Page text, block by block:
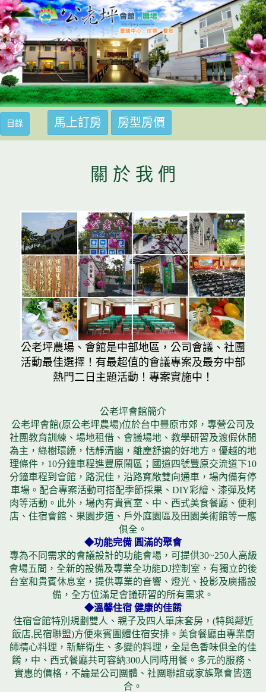
目錄馬上訂房馬上訂房 房型房價
關 於 我 們
公老坪農場、會館是中部地區，公司會議、社團
活動最佳選擇！有最超值的會議專案及最夯中部
熱門二日主題活動！專案實施中！
公老坪會館簡介
公老坪會館(原公老坪農場)位於台中豐原市郊，專營公司及
社團教育訓練、場地租借、會議場地、教學研習及渡假休閒
為主，綠樹環繞，恬靜清幽，離塵舒適的好地方。優越的地
理條件，10分鐘車程進豐原鬧區；國道四號豐原交流道下10
分鐘車程到會館，路況佳，沿路寬敞雙向通車，場內備有停
車場。配合專案活動可搭配季節採果、DIY彩繪、漆彈及烤
肉等活動。此外，場內有貴賓室、中、西式美食餐廳、便利
店、住宿會館、果園步道、戶外庭園區及田園美術館等一應
俱全。
◆功能完備 圓滿的聚會
專為不同需求的會議設計的功能會場，可提供30~250人高級
會場五間，全新的設備及專業全功能DJ控制室，有獨立的後
台室和貴賓休息室，提供專業的音響、燈光、投影及廣播設
備，全方位滿足會議研習的所有需求。
◆溫馨住宿 健康的佳餚
住宿會館特別規劃雙人、親子及四人單床套房，(特與鄰近
飯店,民宿聯盟)方便來賓團體住宿安排。美食餐廳由專業廚
師精心料理，新鮮衛生、多變的料理，全是色香味俱全的佳
餚，中、西式餐廳共可容納300人同時用餐。多元的服務、
實惠的價格，不論是公司團體、社團聯誼或家族聚會皆適
合。